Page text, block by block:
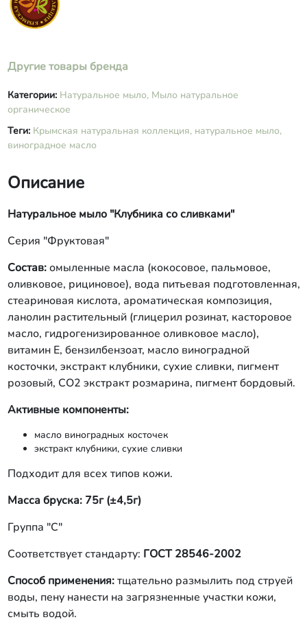
пигмент бордовый.
Другие товары бренда
Категории: Натуральное мыло, Мыло натуральное
органическое
Теги: Крымская натуральная коллекция, натуральное мыло,
виноградное масло
Описание
Натуральное мыло "Клубника со сливками"
Серия "Фруктовая"
Состав:омыленные масла (кокосовое, пальмовое,
оливковое, рициновое), вода питьевая подготовленная,
стеариновая кислота, ароматическая композиция,
ланолин растительный (глицерил розинат, касторовое
масло, гидрогенизированное оливковое масло),
витамин Е, бензилбензоат, масло виноградной
косточки, экстракт клубники, сухие сливки, пигмент
розовый, СО2 экстракт розмарина, пигмент бордовый.
Активные компоненты:
масло виноградных косточек
экстракт клубники, сухие сливки
Подходит для всех типов кожи.
Масса бруска: 75г (±4,5г)
Группа "С"
Соответствует стандарту: ГОСТ 28546-2002
Способ применения:тщательно размылить под струей
воды, пену нанести на загрязненные участки кожи,
смыть водой.